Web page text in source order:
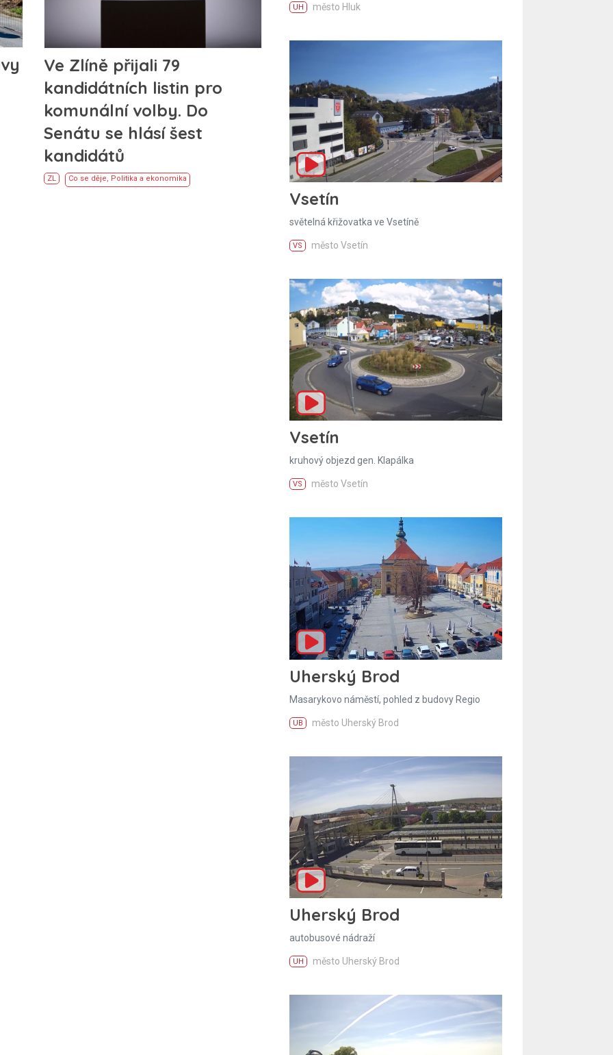
Ve Zlíně přijali 79
kandidátních listin pro
komunální volby. Do
Senátu se hlásí šest
kandidátů
ZL Co se děje, Politika a ekonomika
UH město Hluk
Vsetín
světelná křižovatka ve Vsetíně
VS město Vsetín
Vsetín
kruhový objezd gen. Klapálka
VS město Vsetín
Uherský Brod
Masarykovo náměstí, pohled z budovy Regio
UB město Uherský Brod
Uherský Brod
autobusové nádraží
UH město Uherský Brod